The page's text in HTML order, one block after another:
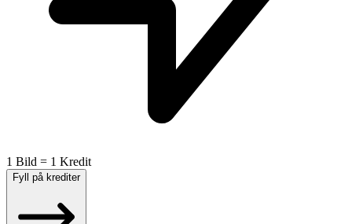
1 Bild = 1 Kredit
Fyll på krediter